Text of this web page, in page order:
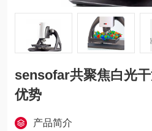
sensofar共聚焦白光
优势
产品简介